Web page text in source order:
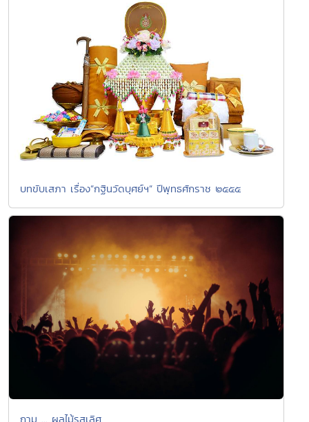
บทขับเสภา เรื่อง”กฐินวัดบุศย์ฯ” ปีพุทธศักราช ๒๕๕๕
กาม ... ผลไม้รสเลิศ